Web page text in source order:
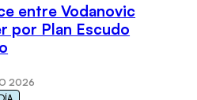
entre Vodanovic
por Plan Escudo
2026